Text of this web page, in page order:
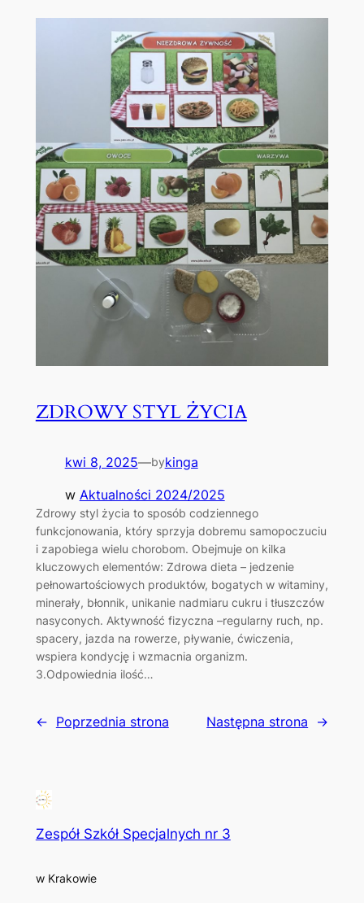
ZDROWY STYL ŻYCIA
kwi 8, 2025—bykinga
w Aktualności 2024/2025
Zdrowy styl życia to sposób codziennego
funkcjonowania, który sprzyja dobremu samopoczuciu
i zapobiega wielu chorobom. Obejmuje on kilka
kluczowych elementów: Zdrowa dieta – jedzenie
pełnowartościowych produktów, bogatych w witaminy,
minerały, błonnik, unikanie nadmiaru cukru i tłuszczów
nasyconych. Aktywność fizyczna –regularny ruch, np.
spacery, jazda na rowerze, pływanie, ćwiczenia,
wspiera kondycję i wzmacnia organizm.
3.Odpowiednia ilość…
← Poprzednia strona Następna strona →
Zespół Szkół Specjalnych nr 3
w Krakowie